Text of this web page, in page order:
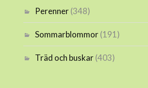
Perenner(348)
Sommarblommor(191)
Träd och buskar(403)